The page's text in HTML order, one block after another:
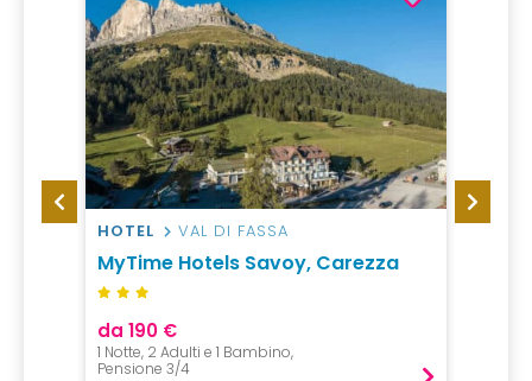
HOTEL VAL DI FASSA
MyTime Hotels Savoy, Carezza
da 190 €
1 Notte, 2 Adulti e 1 Bambino,
Pensione 3/4
HOTEL